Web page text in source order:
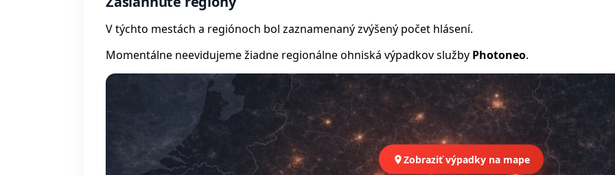
V týchto mestách a regiónoch bol zaznamenaný zvýšený počet hlásení.
Momentálne neevidujeme žiadne regionálne ohniská výpadkov služby Photoneo.
Zobraziť výpadky na mape